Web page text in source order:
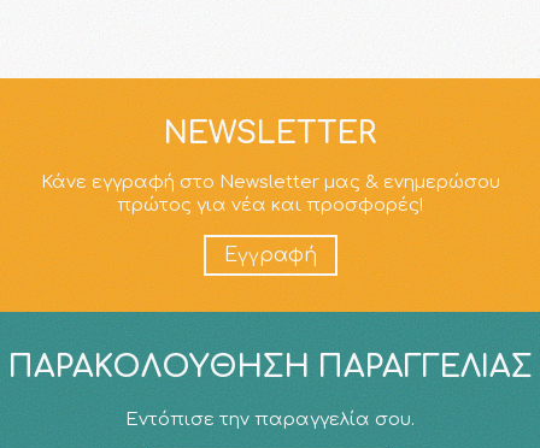
NEWSLETTER
Κάνε εγγραφή στο Newsletter μας & ενημερώσου
πρώτος για νέα και προσφορές!
Εγγραφή
ΠΑΡΑΚΟΛΟΎΘΗΣΗ ΠΑΡΑΓΓΕΛΊΑΣ
Εντόπισε την παραγγελία σου.